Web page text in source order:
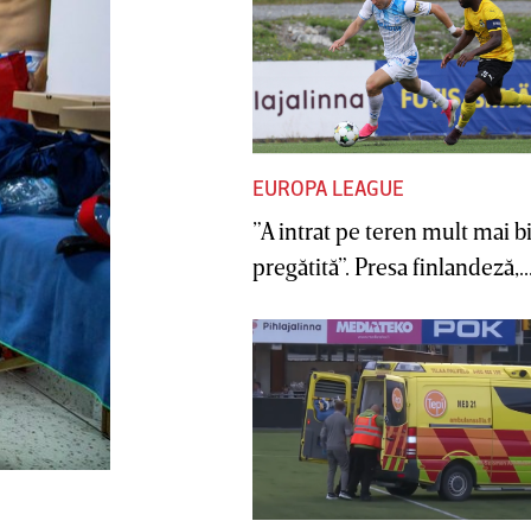
EUROPA LEAGUE
”A intrat pe teren mult mai
pregătită”. Presa